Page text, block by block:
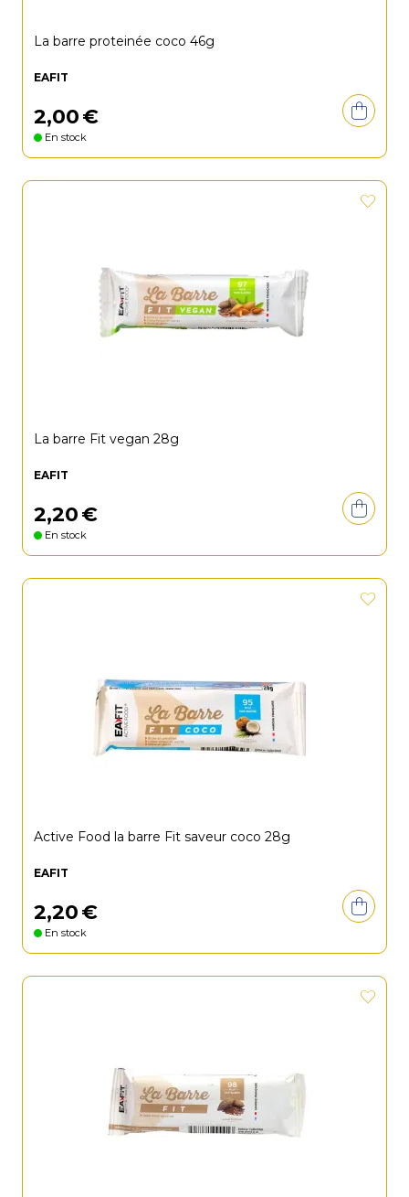
La barre proteinée coco 46g
EAFIT
2,00€
En stock
La barre Fit vegan 28g
EAFIT
2,20€
En stock
Active Food la barre Fit saveur coco 28g
EAFIT
2,20€
En stock